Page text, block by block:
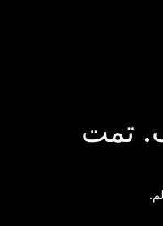
تمت